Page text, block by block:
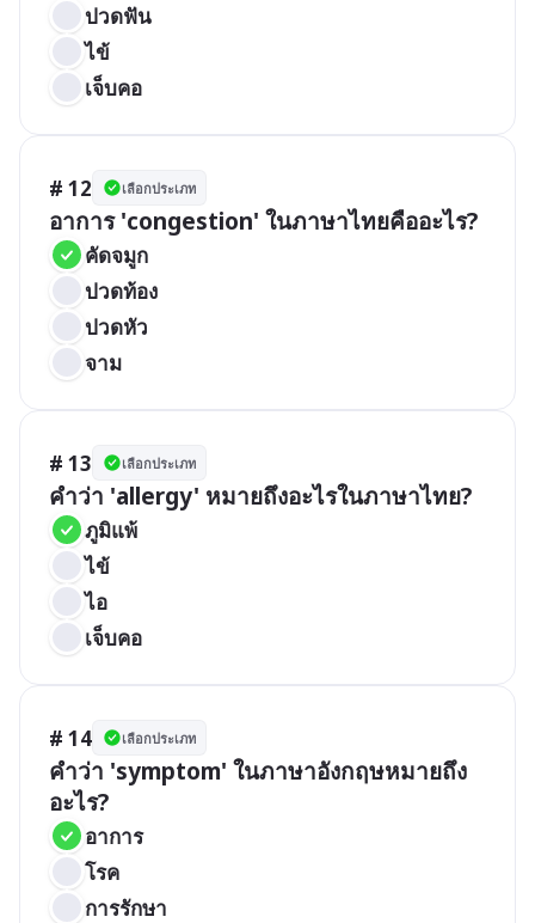
ปวดฟัน
ไข้
เจ็บคอ
# 12 เลือกประเภท
อาการ 'congestion' ในภาษาไทยคืออะไร?
คัดจมูก
ปวดท้อง
ปวดหัว
จาม
# 13 เลือกประเภท
คำว่า 'allergy' หมายถึงอะไรในภาษาไทย?
ภูมิแพ้
ไข้
ไอ
เจ็บคอ
# 14 เลือกประเภท
คำว่า 'symptom' ในภาษาอังกฤษหมายถึง
อะไร?
อาการ
โรค
การรักษา